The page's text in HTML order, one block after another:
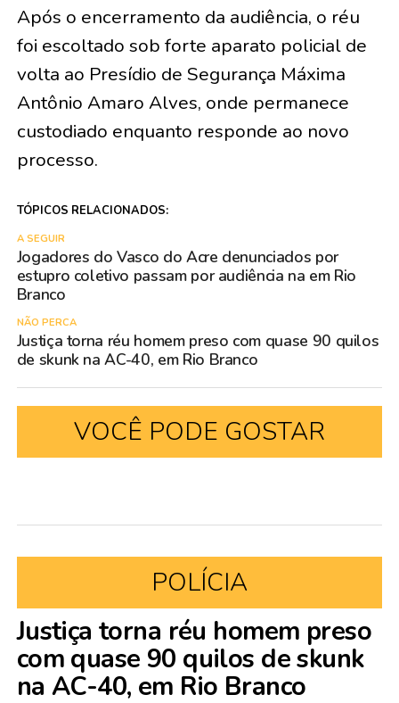
Após o encerramento da audiência, o réu
foi escoltado sob forte aparato policial de
volta ao Presídio de Segurança Máxima
Antônio Amaro Alves, onde permanece
custodiado enquanto responde ao novo
processo.
TÓPICOS RELACIONADOS:
A SEGUIR
Jogadores do Vasco do Acre denunciados por
estupro coletivo passam por audiência na em Rio
Branco
NÃO PERCA
Justiça torna réu homem preso com quase 90 quilos
de skunk na AC-40, em Rio Branco
VOCÊ PODE GOSTAR
POLÍCIA
Justiça torna réu homem preso
com quase 90 quilos de skunk
na AC-40, em Rio Branco